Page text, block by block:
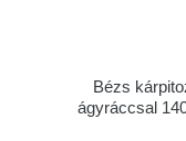
Bézs
ágyráccsal